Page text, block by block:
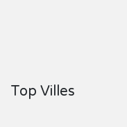
Top Villes